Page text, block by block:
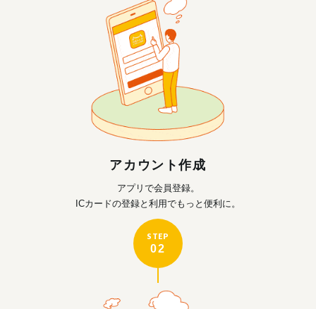
アカウント作成
アプリで会員登録。
ICカードの登録と利用でもっと便利に。
STEP
02